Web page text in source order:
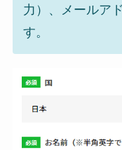
力）、メールア
す。